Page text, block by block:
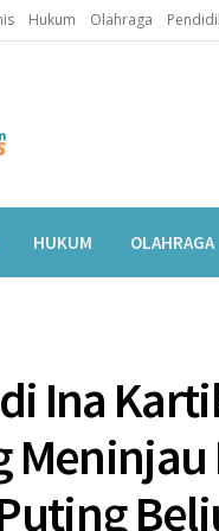
Hukum Olahraga
HUKUM OLAHRAGA
Ina